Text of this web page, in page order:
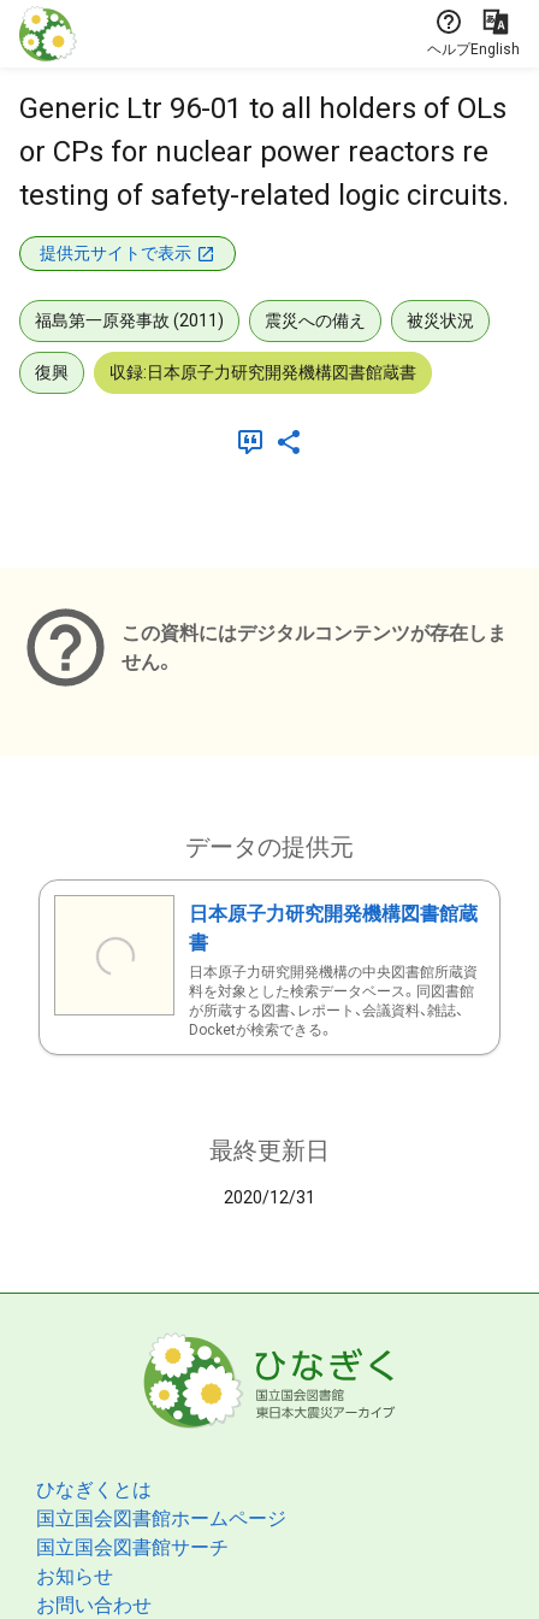
本文に飛ぶ
ヘルプEnglish
Generic Ltr 96-01 to all holders of OLs
or CPs for nuclear power reactors re
testing of safety-related logic circuits.
提供元サイトで表示
福島第一原発事故 (2011) 震災への備え 被災状況
復興 収録:日本原子力研究開発機構図書館蔵書
この資料にはデジタルコンテンツが存在しま
せん。
データの提供元
日本原子力研究開発機構図書館蔵
書
日本原子力研究開発機構の中央図書館所蔵資
料を対象とした検索データベース。同図書館
が所蔵する図書、レポート、会議資料、雑誌、
Docketが検索できる。
最終更新日
2020/12/31
ひなぎくとは
国立国会図書館ホームページ
国立国会図書館サーチ
お知らせ
お問い合わせ